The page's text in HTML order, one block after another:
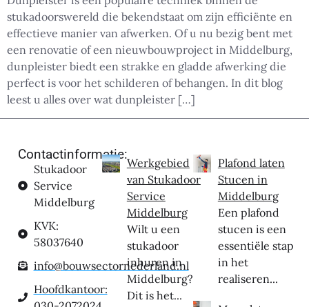
stukadoorswereld die bekendstaat om zijn efficiënte en
effectieve manier van afwerken. Of u nu bezig bent met
een renovatie of een nieuwbouwproject in Middelburg,
dunpleister biedt een strakke en gladde afwerking die
perfect is voor het schilderen of behangen. In dit blog
leest u alles over wat dunpleister […]
Contactinformatie:
Stukadoor
Service
Middelburg
KVK:
58037640
info@bouwsectornederland.nl
Hoofdkantoor:
Werkgebied
van Stukadoor
Service
Middelburg
Wilt u een
stukadoor
inhuren in
Middelburg?
Dit is het...
Plafond laten
Stucen in
Middelburg
Een plafond
stucen is een
essentiële stap
in het
realiseren...